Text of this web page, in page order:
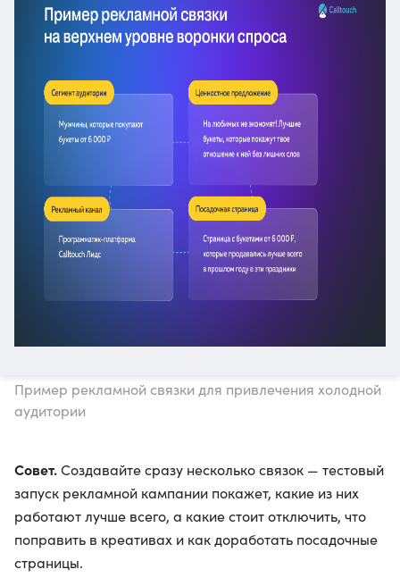
Пример рекламной связки для привлечения холодной
аудитории
Совет.Создавайте сразу несколько связок — тестовый
запуск рекламной кампании покажет, какие из них
работают лучше всего, а какие стоит отключить, что
поправить в креативах и как доработать посадочные
страницы.